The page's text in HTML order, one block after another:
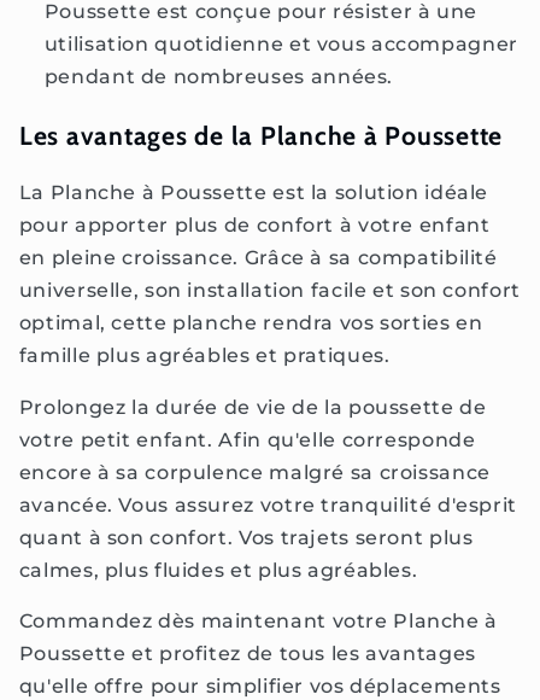
Poussette est conçue pour résister à une
utilisation quotidienne et vous accompagner
pendant de nombreuses années.
Les avantages de la Planche à Poussette
La Planche à Poussette est la solution idéale
pour apporter plus de confort à votre enfant
en pleine croissance. Grâce à sa compatibilité
universelle, son installation facile et son confort
optimal, cette planche rendra vos sorties en
famille plus agréables et pratiques.
Prolongez la durée de vie de la poussette de
votre petit enfant. Afin qu'elle corresponde
encore à sa corpulence malgré sa croissance
avancée. Vous assurez votre tranquilité d'esprit
quant à son confort. Vos trajets seront plus
calmes, plus fluides et plus agréables.
Commandez dès maintenant votre Planche à
Poussette et profitez de tous les avantages
qu'elle offre pour simplifier vos déplacements